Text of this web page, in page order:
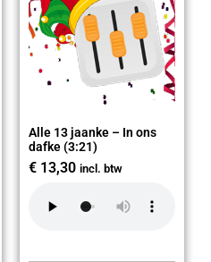
Alle 13 jaanke – In ons
dafke (3:21)
€ 13,30 incl. btw